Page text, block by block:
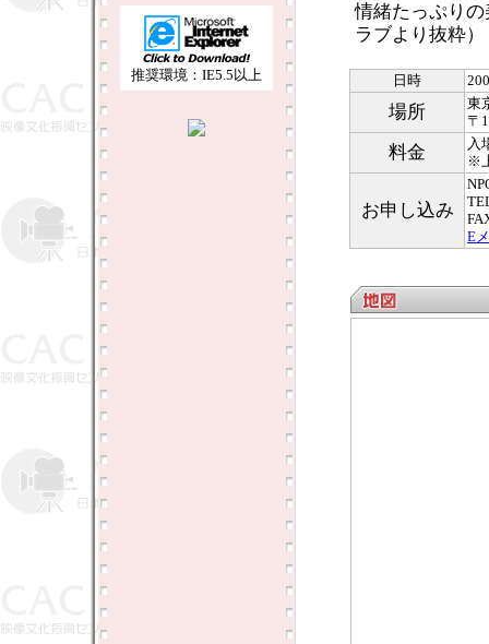
推奨環境：IE5.5以上
情緒たっぷり
ラブより抜粋）
日時
場所
東
〒
料金
入
※
お申し込み
E